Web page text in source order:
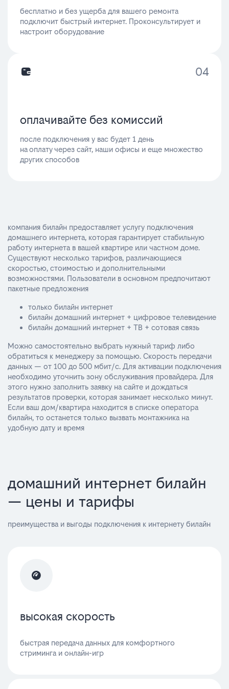
бесплатно и без ущерба для вашего ремонта
подключит быстрый интернет. Проконсультирует и
настроит оборудование
04
оплачивайте без комиссий
после подключения у вас будет 1 день
на оплату через сайт, наши офисы и еще множество
других способов
компания билайн предоставляет услугу подключения
домашнего интернета, которая гарантирует стабильную
работу интернета в вашей квартире или частном доме.
Существуют несколько тарифов, различающиеся
скоростью, стоимостью и дополнительными
возможностями. Пользователи в основном предпочитают
пакетные предложения
только билайн интернет
билайн домашний интернет + цифровое телевидение
билайн домашний интернет + ТВ + сотовая связь
Можно самостоятельно выбрать нужный тариф либо
обратиться к менеджеру за помощью. Скорость передачи
данных — от 100 до 500 мбит/с. Для активации подключения
необходимо уточнить зону обслуживания провайдера. Для
этого нужно заполнить заявку на сайте и дождаться
результатов проверки, которая занимает несколько минут.
Если ваш дом/квартира находится в списке оператора
билайн, то останется только вызвать монтажника на
удобную дату и время
домашний интернет билайн
— цены и тарифы
преимущества и выгоды подключения к интернету билайн
высокая скорость
быстрая передача данных для комфортного
стриминга и онлайн-игр